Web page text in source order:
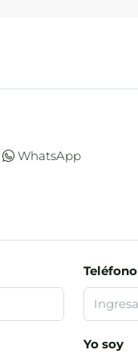
WhatsApp
Teléfono
Yo soy